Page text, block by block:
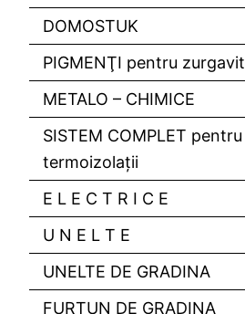
DOMOSTUK
PIGMENŢI pentru zurgavit
METALO – CHIMICE
SISTEM COMPLET pentru
termoizolaţii
E L E C T R I C E
U N E L T E
UNELTE DE GRADINA
FURTUN DE GRADINA